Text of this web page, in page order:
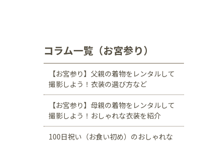
静岡県
愛知県
豊田浄水店
大阪府
コラム一覧（お宮参り）
【お宮参り】父親の着物をレンタルして
撮影しよう！衣装の選び方など
【お宮参り】母親の着物をレンタルして
撮影しよう！おしゃれな衣装を紹介
100日祝い（お食い初め）のおしゃれな